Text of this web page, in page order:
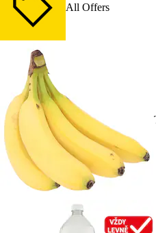
All Offers